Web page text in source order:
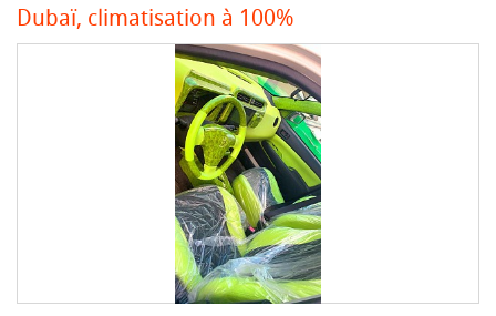
Dubaï, climatisation à 100%